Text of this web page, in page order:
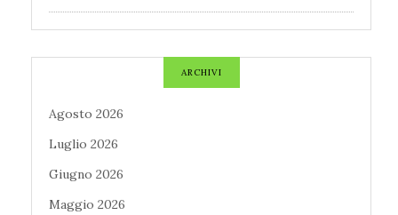
ARCHIVI
Agosto 2026
Luglio 2026
Giugno 2026
Maggio 2026